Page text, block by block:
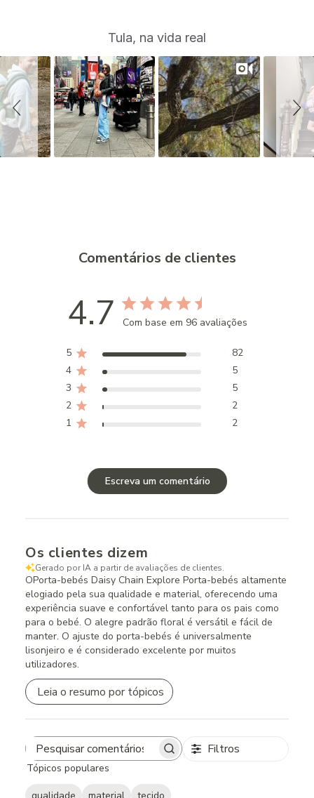
d
e
s
h
o
w
Tula, na vida real
Comentários de clientes
4.7 Com base em 96 avaliações
5
82
4
5
3
5
2
2
1
2
Escreva um comentário
Os clientes dizem
Gerado por IA a partir de avaliações de clientes.
OPorta-bebés Daisy Chain Explore Porta-bebés altamente
elogiado pela sua qualidade e material, oferecendo uma
experiência suave e confortável tanto para os pais como
para o bebé. O alegre padrão floral é versátil e fácil de
manter. O ajuste do porta-bebés é universalmente
lisonjeiro e é considerado excelente por muitos
utilizadores.
Leia o resumo por tópicos
Search
reviews
Filtros
Tópicos populares